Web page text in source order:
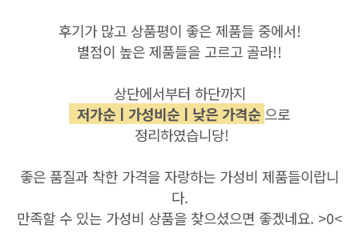
후기가 많고 상품평이 좋은 제품들 중에서!
별점이 높은 제품들을 고르고골라!!
상단에서부터 하단까지
저가순ㅣ가성비순ㅣ낮은 가격순 으로
정리하였습니당!
좋은 품질과 착한 가격을 자랑하는 가성비 제품들이랍니
다.
만족할 수 있는 가성비 상품을 찾으셨으면 좋겠네요. >0<